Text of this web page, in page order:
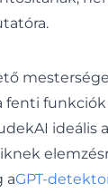
fenti
ideális
aGPT-